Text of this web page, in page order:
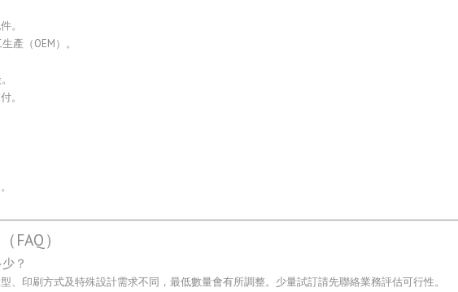
。
產（OEM）。
。
）
？
、印刷方式及特殊設計需求不同，最低數量會有所調整。少量試訂請先聯絡業務評估可行性。